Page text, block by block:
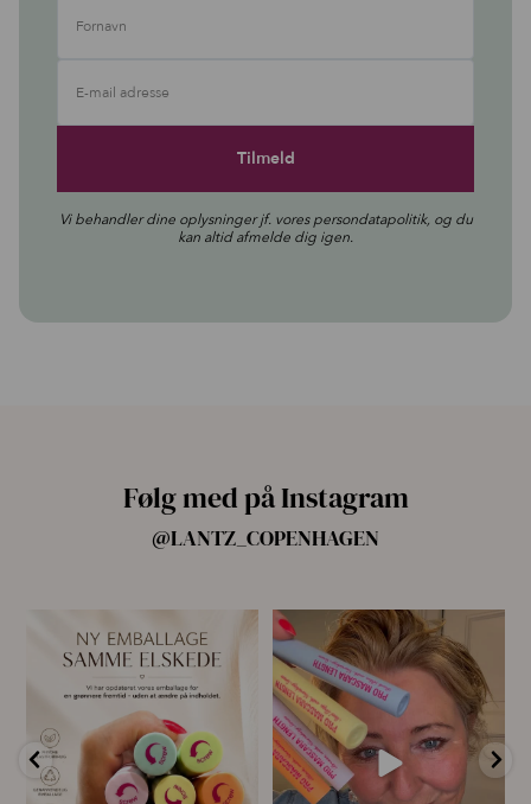
Fornavn
E-mail adresse
Vi behandler dine oplysninger jf. vorespersondatapolitik, og du
kan altid afmelde dig igen.
Følg med på Instagram
@LANTZ_COPENHAGEN
🌿 Ny emballage – samme
mascara, du elsker 💗
...
12
For første gang har vi samlet
alle fire Pro...
13